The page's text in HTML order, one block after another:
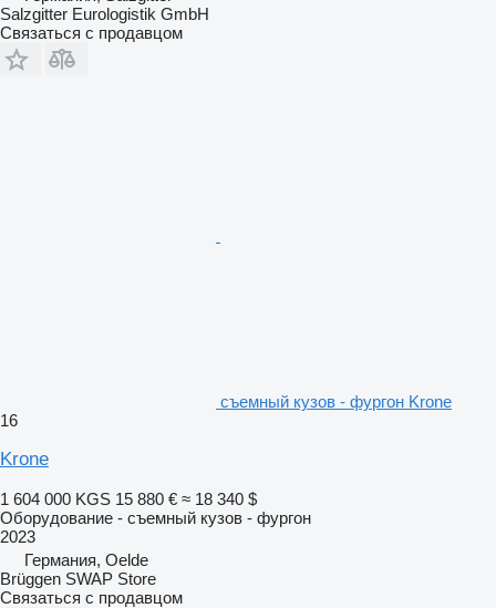
Salzgitter Eurologistik GmbH
Связаться с продавцом
съемный кузов - фургон Krone
16
Krone
1 604 000 KGS 15 880 € ≈ 18 340 $
Оборудование - съемный кузов - фургон
2023
Германия, Oelde
Brüggen SWAP Store
Связаться с продавцом